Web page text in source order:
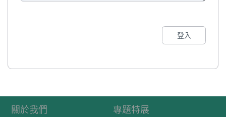
登入
關於我們
專題特展